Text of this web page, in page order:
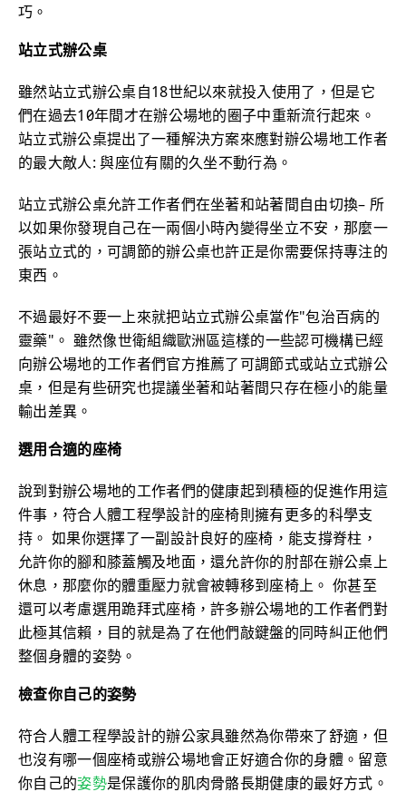
巧。
站立式辦公桌
雖然站立式辦公桌自18世紀以來就投入使用了，但是它
們在過去10年間才在辦公場地的圈子中重新流行起來。
站立式辦公桌提出了一種解決方案來應對辦公場地工作者
的最大敵人: 與座位有關的久坐不動行為。
站立式辦公桌允許工作者們在坐著和站著間自由切換– 所
以如果你發現自己在一兩個小時內變得坐立不安，那麼一
張站立式的，可調節的辦公桌也許正是你需要保持專注的
東西。
不過最好不要一上來就把站立式辦公桌當作"包治百病的
靈藥"。 雖然像世衛組織歐洲區這樣的一些認可機構已經
向辦公場地的工作者們官方推薦了可調節式或站立式辦公
桌，但是有些研究也提議坐著和站著間只存在極小的能量
輸出差異。
選用合適的座椅
說到對辦公場地的工作者們的健康起到積極的促進作用這
件事，符合人體工程學設計的座椅則擁有更多的科學支
持。 如果你選擇了一副設計良好的座椅，能支撐脊柱，
允許你的腳和膝蓋觸及地面，還允許你的肘部在辦公桌上
休息，那麼你的體重壓力就會被轉移到座椅上。 你甚至
還可以考慮選用跪拜式座椅，許多辦公場地的工作者們對
此極其信賴，目的就是為了在他們敲鍵盤的同時糾正他們
整個身體的姿勢。
檢查你自己的姿勢
符合人體工程學設計的辦公家具雖然為你帶來了舒適，但
也沒有哪一個座椅或辦公場地會正好適合你的身體。留意
你自己的姿勢是保護你的肌肉骨骼長期健康的最好方式。